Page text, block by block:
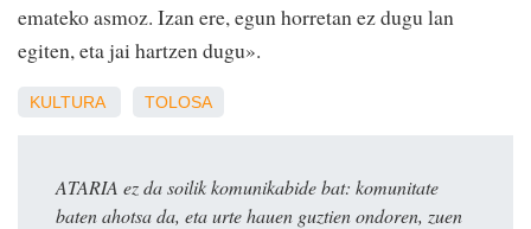
emateko asmoz. Izan ere, egun horretan ez dugu lan
egiten, eta jai hartzen dugu».
KULTURA TOLOSA
ATARIA ez da soilik komunikabide bat: komunitate
baten ahotsa da, eta urte hauen guztien ondoren, zuen